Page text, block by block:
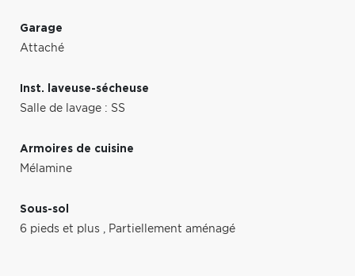
Garage
Attaché
Inst. laveuse-sécheuse
Salle de lavage : SS
Armoires de cuisine
Mélamine
Sous-sol
6 pieds et plus , Partiellement aménagé